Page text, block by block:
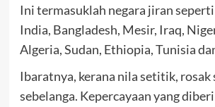
Ini termasuklah negara jiran
India, Bangladesh, Mesir, Iraq,
Algeria, Sudan, Ethiopia, Tunisia
Ibaratnya, kerana nila setitik, rosak
sebelanga. Kepercayaan yang